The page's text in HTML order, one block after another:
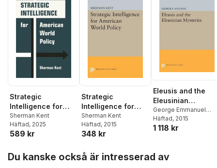
Strategic
Intelligence for
American World
Policy
Sherman Kent
Häftad, 2025
589 kr
Strategic
Intelligence for
American World
Policy
Sherman Kent
Häftad, 2015
348 kr
Eleusis and the
Eleusinian
Mysteries
George Emmanuel
Mylonas
Häftad, 2015
1 118 kr
Du kanske också är intresserad av